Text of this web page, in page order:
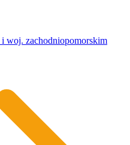
woj. zachodniopomorskim